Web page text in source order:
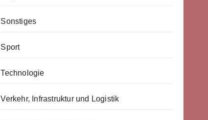
Sonstiges
Sport
Technologie
Verkehr, Infrastruktur und Logistik